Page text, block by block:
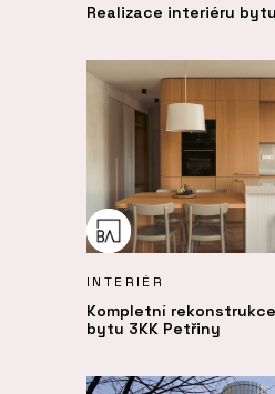
Realizace interiéru
INTERIÉR
Kompletní
bytu 3KK Petřiny